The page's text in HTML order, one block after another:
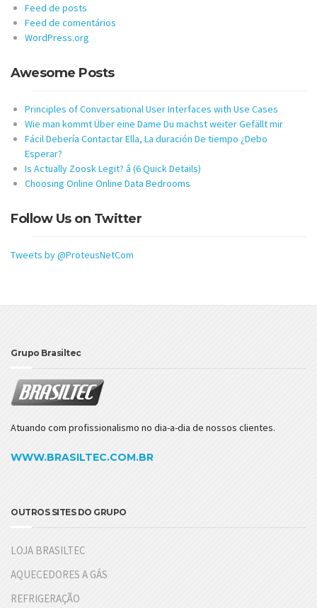
Feed de posts
Feed de comentários
WordPress.org
Awesome Posts
Principles of Conversational User Interfaces with Use Cases
Wie man kommt Über eine Dame Du machst weiter Gefällt mir
Fácil Debería Contactar Ella, La duración De tiempo ¿Debo
Esperar?
Is Actually Zoosk Legit? â (6 Quick Details)
Choosing Online Online Data Bedrooms
Follow Us on Twitter
Tweets by @ProteusNetCom
Grupo Brasiltec
Atuando com profissionalismo no dia-a-dia de nossos clientes.
WWW.BRASILTEC.COM.BR
OUTROS SITES DO GRUPO
LOJA BRASILTEC
AQUECEDORES A GÁS
REFRIGERAÇÃO